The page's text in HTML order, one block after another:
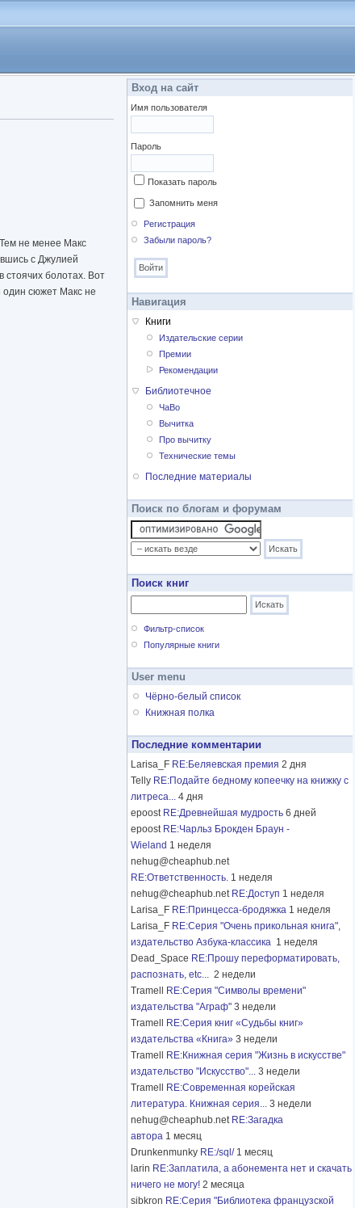
не менее Макс
с Джулией
стоячих болотах. Вот
один сюжет Макс не
Вход на сайт
Имя пользователя
Пароль
Показать пароль
Запомнить меня
Регистрация
Забыли пароль?
Навигация
Книги
Издательские серии
Премии
Рекомендации
Библиотечное
ЧаВо
Вычитка
Про вычитку
Технические темы
Последние материалы
Поиск по блогам и форумам
Поиск книг
Фильтр-список
Популярные книги
User menu
Чёрно-белый список
Книжная полка
Последние комментарии
Larisa_F RE:Беляевская премия 2 дня
Telly RE:Подайте бедному копеечку на книжку с
литреса... 4 дня
epoost RE:Древнейшая мудрость 6 дней
epoost RE:Чарльз Брокден Браун -
Wieland 1 неделя
nehug@cheaphub.net
RE:Ответственность. 1 неделя
nehug@cheaphub.net RE:Доступ 1 неделя
Larisa_F RE:Принцесса-бродяжка 1 неделя
Larisa_F RE:Серия "Очень прикольная книга",
издательство Азбука-классика 1 неделя
Dead_Space RE:Прошу переформатировать,
распознать, etc... 2 недели
Tramell
RE:Серия "Символы времени"
издательства "Аграф" 3 недели
Tramell
RE:Серия книг «Судьбы книг»
издательства «Книга» 3 недели
Tramell
RE:Книжная серия "Жизнь в искусстве"
издательство "Искусство"... 3 недели
Tramell
RE:Современная корейская
литература. Книжная серия... 3 недели
nehug@cheaphub.net RE:Загадка
автора 1 месяц
Drunkenmunky RE:/sql/ 1 месяц
larin RE:Заплатила, а абонемента нет и скачать
ничего не могу! 2 месяца
sibkron RE:Серия "Библиотека французской